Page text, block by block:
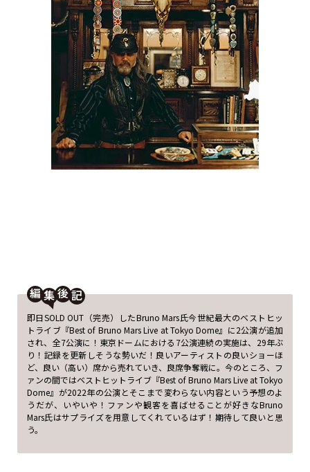
編
後
即日SOLD OUT（完売）したBruno Mars氏今世紀最大のベストヒッ
トライブ『Best of Bruno Mars Live at Tokyo Dome』に2公演が追加
され、全7公演に！東京ドームにおける7公演連続の実施は、29年ぶ
り！記録を更新しそうな勢いだ！良いアーティストの良いショーほ
ど、良い（高い）席から売れていき、良席争奪戦に。今のところ、フ
ァンの間ではベストヒットライブ『Best of Bruno Mars Live at Tokyo
Dome』が2022年の公演とそこまで変わらない内容という予想のよ
うだが、いやいや！ファンや観客を喜ばせることが好きなBruno
Mars氏はサプライズを用意してくれているはず！期待して良いと思
う。